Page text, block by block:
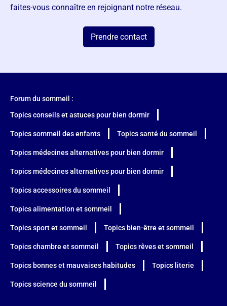
faites-vous connaître en rejoignant notre réseau.
Prendre contact
Forum du sommeil :
Topics conseils et astuces pour bien dormir
Topics sommeil des enfants Topics santé du sommeil
Topics médecines alternatives pour bien dormir
Topics médecines alternatives pour bien dormir
Topics accessoires du sommeil
Topics alimentation et sommeil
Topics sport et sommeil Topics bien-être et sommeil
Topics chambre et sommeil Topics rêves et sommeil
Topics bonnes et mauvaises habitudes Topics literie
Topics science du sommeil